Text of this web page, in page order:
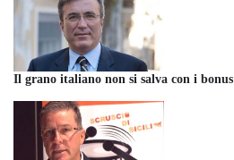
Il grano italiano non si salva con i bonus